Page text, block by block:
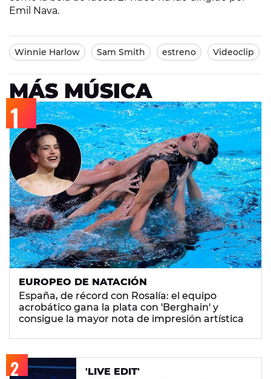
Emil Nava.
Winnie Harlow Sam Smith estreno Videoclip
MÁS MÚSICA
EUROPEO DE NATACIÓN
España, de récord con Rosalía: el equipo
acrobático gana la plata con 'Berghain' y
consigue la mayor nota de impresión artística
'LIVE EDIT'